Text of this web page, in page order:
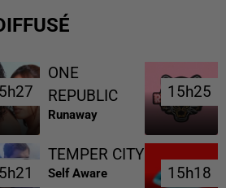
ONE
REPUBLIC
Runaway
15h25
15h25
TEMPER CITY
Self Aware 15h18
15h18